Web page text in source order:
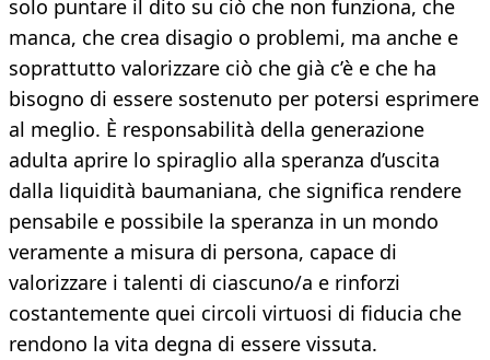
solo puntare il dito su ciò che non funziona, che
manca, che crea disagio o problemi, ma anche e
soprattutto valorizzare ciò che già c’è e che ha
bisogno di essere sostenuto per potersi esprimere
al meglio. È responsabilità della generazione
adulta aprire lo spiraglio alla speranza d’uscita
dalla liquidità baumaniana, che significa rendere
pensabile e possibile la speranza in un mondo
veramente a misura di persona, capace di
valorizzare i talenti di ciascuno/a e rinforzi
costantemente quei circoli virtuosi di fiducia che
rendono la vita degna di essere vissuta.